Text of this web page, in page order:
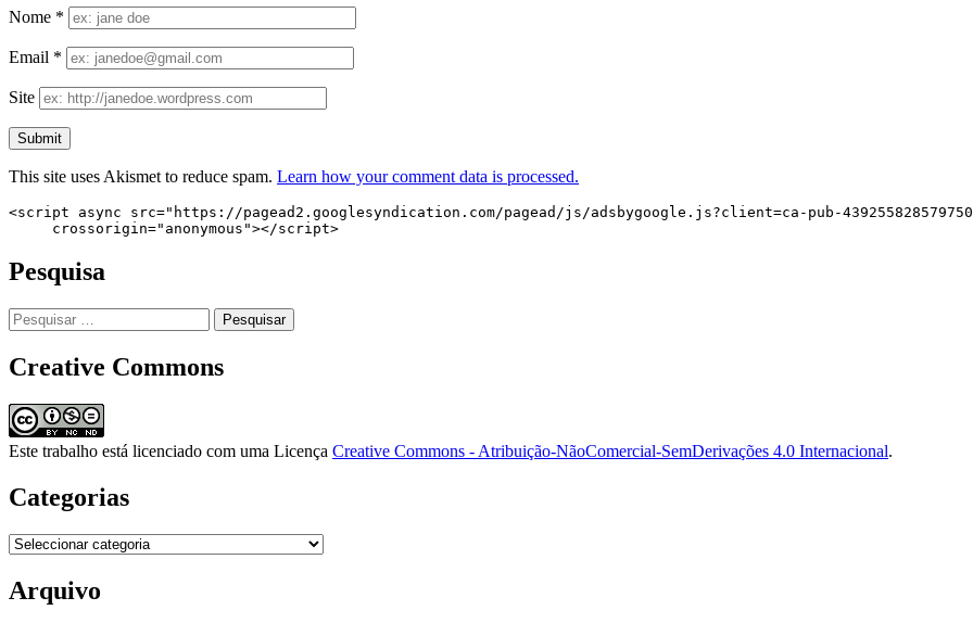
Nome *
Email *
Site
This site uses Akismet to reduce spam. Learn how your comment data is processed.
<script async src="https://pagead2.googlesyndication.com/pagead/js/adsbygoogle.js?client=ca-pub-
     crossorigin="anonymous"></script>
Pesquisa
Pesquisar
por:
Creative Commons
Este trabalho está licenciado com uma Licença Creative Commons - Atribuição-NãoComercial-SemDerivações 4.0 Internacional.
Categorias
Categorias
Arquivo